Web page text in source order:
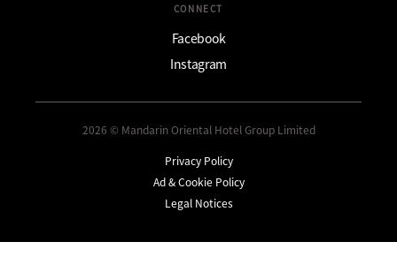
CONNECT
Facebook
Instagram
2026 © Mandarin Oriental Hotel Group Limited
Privacy Policy
Ad & Cookie Policy
Legal Notices